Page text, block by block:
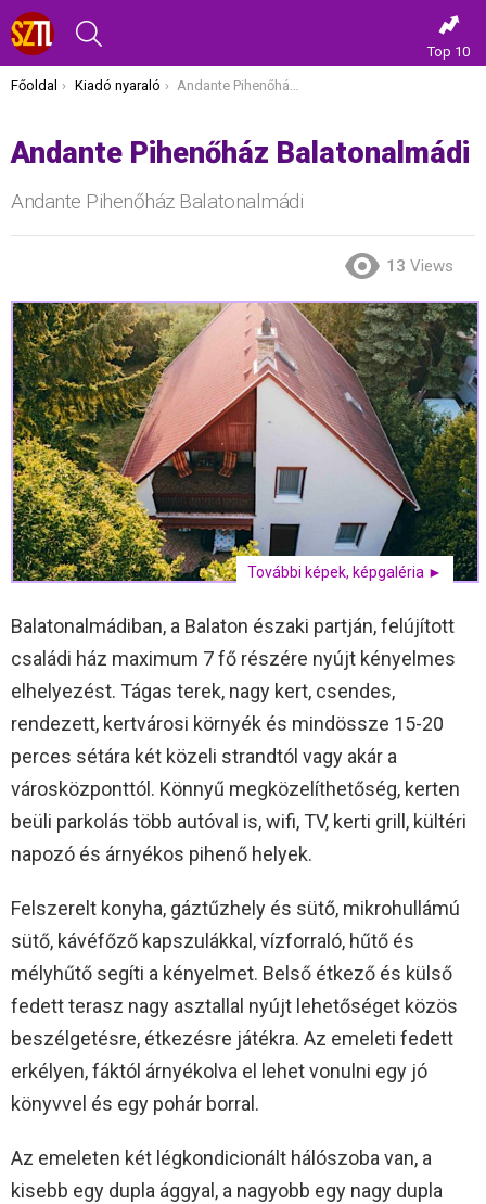
Top 10
Itt vagy most:
Főoldal Kiadó nyaraló Andante Pihenőház Balatonalmádi
Andante Pihenőház Balatonalmádi
Andante Pihenőház Balatonalmádi
13 Views
További képek, képgaléria ►
Balatonalmádiban, a Balaton északi partján, felújított
családi ház maximum 7 fő részére nyújt kényelmes
elhelyezést. Tágas terek, nagy kert, csendes,
rendezett, kertvárosi környék és mindössze 15-20
perces sétára két közeli strandtól vagy akár a
városközponttól. Könnyű megközelíthetőség, kerten
beüli parkolás több autóval is, wifi, TV, kerti grill, kültéri
napozó és árnyékos pihenő helyek.
Felszerelt konyha, gáztűzhely és sütő, mikrohullámú
sütő, kávéfőző kapszulákkal, vízforraló, hűtő és
mélyhűtő segíti a kényelmet. Belső étkező és külső
fedett terasz nagy asztallal nyújt lehetőséget közös
beszélgetésre, étkezésre játékra. Az emeleti fedett
erkélyen, fáktól árnyékolva el lehet vonulni egy jó
könyvvel és egy pohár borral.
Az emeleten két légkondicionált hálószoba van, a
kisebb egy dupla ággyal, a nagyobb egy nagy dupla